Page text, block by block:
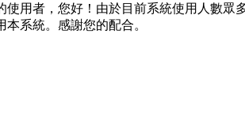
使用者，您好！由於目前系統使用人數眾
本系統。感謝您的配合。